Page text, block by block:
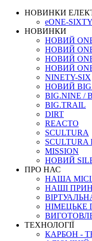
НОВИНКИ
eONE-SIXTY
НОВИНКИ
НОВИЙ
НОВИЙ
НОВИЙ
НОВИЙ
NINETY-SIX
НОВИЙ
BIG.NINE /
BIG.TRAIL
DIRT
REACTO
SCULTURA
SCULTURA
MISSION
НОВИЙ
ПРО НАС
НАША
НАШI
НІМЕЦЬКЕ
ТЕХНОЛОГІЇ
КАРБОН -